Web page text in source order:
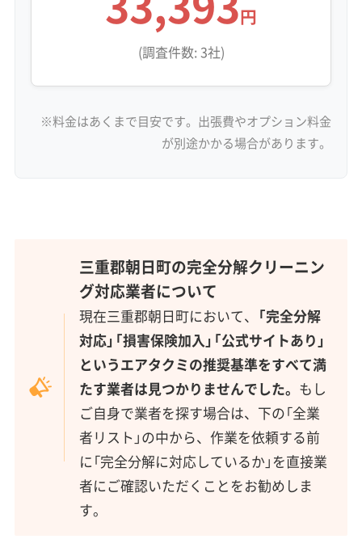
円
(調査件数: 3社)
※料金はあくまで目安です。出張費やオプション料金
が別途かかる場合があります。
三重郡朝日町の完全分解クリーニン
グ対応業者について
現在三重郡朝日町において、 「完全分解
対応」「損害保険加入」「公式サイトあり」
というエアタクミの推奨基準をすべて満
たす業者は見つかりませんでした。 もし
ご自身で業者を探す場合は、下の「全業
者リスト」の中から、作業を依頼する前
に「完全分解に対応しているか」を直接業
者にご確認いただくことをお勧めしま
す。